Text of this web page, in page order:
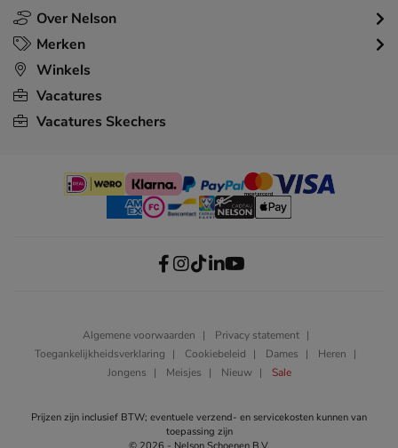
Over Nelson
Merken
Winkels
Vacatures
Vacatures Skechers
Algemene voorwaarden
Privacy statement
Toegankelijkheidsverklaring
Cookiebeleid Dames
Heren
Jongens
Meisjes Nieuw Sale
Prijzen zijn inclusief BTW; eventuele verzend- en servicekosten kunnen van
toepassing zijn